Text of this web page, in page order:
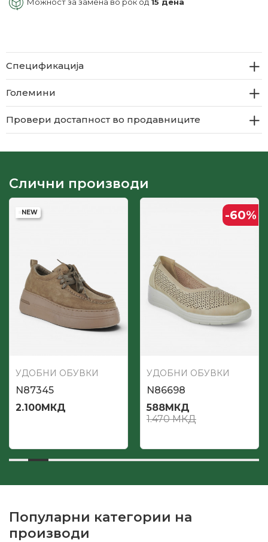
Можност за замена во рок од 15 дена
Спецификација
Големини
Провери достапност во продавниците
Слични производи
NEW
УДОБНИ ОБУВКИ
N87345
2.100МКД
-60%
УДОБНИ ОБУВКИ
N86698
588МКД
1.470МКД
Популарни категории на
производи